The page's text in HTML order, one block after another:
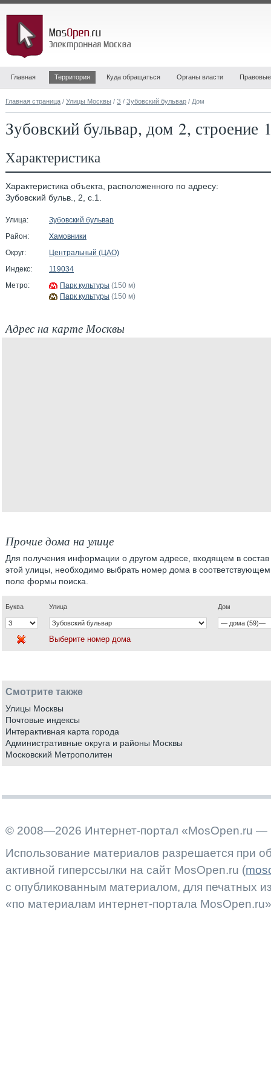
Главная Территория Куда обращаться Органы власти
Главная страница / Улицы Москвы / З / Зубовский бульвар / Дом
Зубовский бульвар, дом 2, строение
Характеристика
Характеристика объекта, расположенного по адресу:
Зубовский бульв., 2, с.1.
Улица:
Зубовский бульвар
Район:
Хамовники
Округ:
Центральный (ЦАО)
Индекс:
119034
Метро:
Парк культуры (150 м)
Парк культуры (150 м)
Адрес на карте Москвы
Прочие дома на улице
Для получения информации о другом адресе, входящем в состав
этой улицы, необходимо выбрать номер дома в соответствующем
поле формы поиска.
Буква Улица Дом
Выберите номер дома
Смотрите также
Улицы Москвы
Почтовые индексы
Интерактивная карта города
Административные округа и районы Москвы
Московский Метрополитен
© 2008—2026 Интернет-портал «MosOpen.ru —
Использование материалов разрешается при
активной гиперссылки на сайт MosOpen.ru (
с опубликованным материалом, для печатных
«по материалам интернет-портала